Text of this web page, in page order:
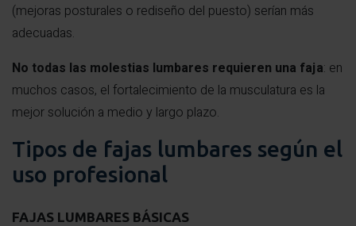
(mejoras posturales o rediseño del puesto) serían más
adecuadas.
No todas las molestias lumbares requieren una faja: en
muchos casos, el fortalecimiento de la musculatura es la
mejor solución a medio y largo plazo.
Tipos de fajas lumbares según el
uso profesional
FAJAS LUMBARES BÁSICAS